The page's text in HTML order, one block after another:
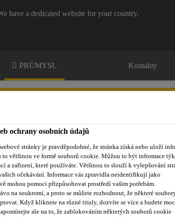
have a dedicated website for your country.
PRŮMYSL Kontakty
Dokumenty ke stažení O nás Aktuality
ochrany osobních údajů
stránky je pravděpodobné, že stránka získá nebo uloží
to většinou ve formě souborů cookie. Můžou to být informace
a zařízení, které používáte. Většinou to slouží k vylepšování
očekávání. Informace vás zpravidla neidentifikují jako
mohou pomoci přizpůsobovat prostředí vašim potřebám.
na soukromí, a proto se můžete rozhodnout, že některé
Když kliknete na různé tituly, dozvíte se více a budete
ale na to, že zablokováním některých souborů cookie